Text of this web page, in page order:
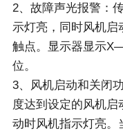
2、故障声光报警：
示灯亮，同时风机
触点。显示器显示
位。
3、风机启动和关闭
度达到设定的风机
动时风机指示灯亮。